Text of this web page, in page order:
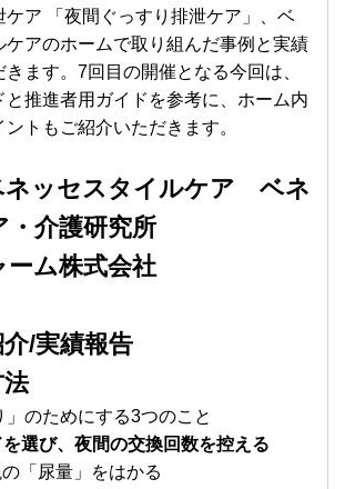
ケア 「夜間ぐっすり排泄ケア」、ベ
ケアのホームで取り組んだ事例と実績
ます。7回目の開催となる今回は、
と推進者用ガイドを参考に、ホーム内
トもご紹介いただきます。
ネッセスタイルケア ベネ
・介護研究所
ム株式会社
/実績報告
法
」のためにする3つのこと
選び、夜間の交換回数を控える
「尿量」をはかる